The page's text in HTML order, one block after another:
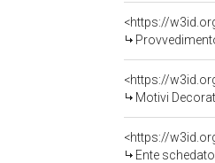
<https://
<https://
Motivi
<https://
Ente schedatore